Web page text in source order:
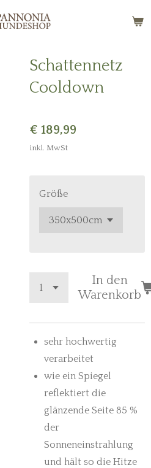
Schattennetz
Cooldown
€ 189,99
inkl. MwSt
Größe
In den
Warenkorb
sehr hochwertig
verarbeitet
wie ein Spiegel
reflektiert die
glänzende Seite 85 %
der
Sonneneinstrahlung
und hält so die Hitze